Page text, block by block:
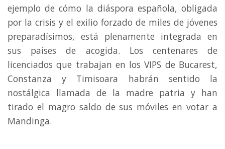
ejemplo de cómo la diáspora española, obligada
por la crisis y el exilio forzado de miles de jóvenes
preparadísimos, está plenamente integrada en
sus países de acogida. Los centenares de
licenciados que trabajan en los VIPS de Bucarest,
Constanza y Timisoara habrán sentido la
nostálgica llamada de la madre patria y han
tirado el magro saldo de sus móviles en votar a
Mandinga.